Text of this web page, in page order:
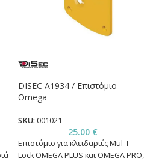
DISEC A1934 / Επιστόμιο
Omega
SKU: 001021
25.00 €
Επιστόμιο για κλειδαριές Mul-T-
Lock OMEGA PLUS και OMEGA PRO,